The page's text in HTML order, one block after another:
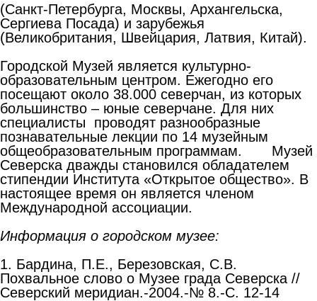
(Санкт-Петербурга, Москвы, Архангельска,
Сергиева Посада) и зарубежья
(Великобритания, Швейцария, Латвия, Китай).
Городской Музей является культурно-
образовательным центром. Ежегодно его
посещают около 38.000 северчан, из которых
большинство – юные северчане. Для них
специалисты проводят разнообразные
познавательные лекции по 14 музейным
общеобразовательным программам. Музей
Северска дважды становился обладателем
стипендии Института «Открытое общество». В
настоящее время он является членом
Международной ассоциации.
Информация о городском музее:
1. Бардина, П.Е., Березовская, С.В.
Похвальное слово о Музее града Северска //
Северский меридиан.-2004.-№ 8.-С. 12-14